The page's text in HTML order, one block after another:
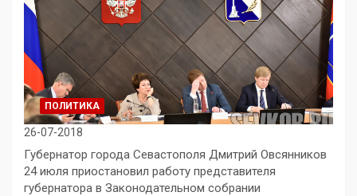
ПОЛИТИКА
26-07-2018
Губернатор города Севастополя Дмитрий Овсянников
24 июля приостановил работу представителя
губернатора в Законодательном собрании